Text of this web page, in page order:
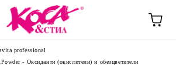
professional
- Оксиданти (окислители) и обезцветители